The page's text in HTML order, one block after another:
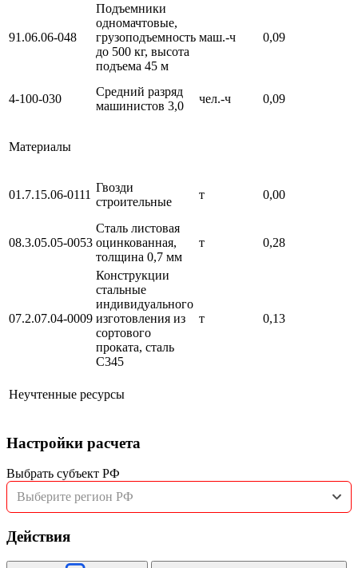
91.06.06-048
Подъемники
одномачтовые,
грузоподъемность
до 500 кг, высота
подъема 45 м
маш.-ч 0,09
4-100-030
Средний разряд
машинистов 3,0
чел.-ч 0,09
Материалы
01.7.15.06-0111
Гвозди
строительные
т 0,00
08.3.05.05-0053
Сталь листовая
оцинкованная,
толщина 0,7 мм
т 0,28
07.2.07.04-0009
Конструкции
стальные
индивидуального
изготовления из
сортового
проката, сталь
С345
т 0,13
Неучтенные ресурсы
Настройки расчета
Выбрать субъект РФ
Выберите регион РФ
Действия